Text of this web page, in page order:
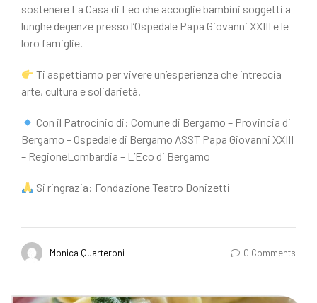
sostenere La Casa di Leo che accoglie bambini soggetti a
lunghe degenze presso l’Ospedale Papa Giovanni XXIII e le
loro famiglie.
Ti aspettiamo per vivere un’esperienza che intreccia
arte, cultura e solidarietà.
Con il Patrocinio di: Comune di Bergamo – Provincia di
Bergamo – Ospedale di Bergamo ASST Papa Giovanni XXIII
– RegioneLombardia – L’Eco di Bergamo
Si ringrazia: Fondazione Teatro Donizetti
Monica Quarteroni 0 Comments